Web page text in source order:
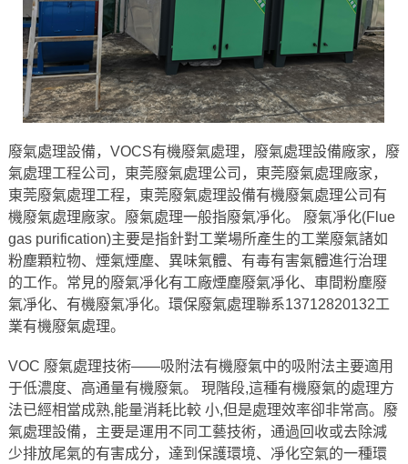
廢氣處理設備，VOCS有機廢氣處理，廢氣處理設備廠家，廢
氣處理工程公司，東莞廢氣處理公司，東莞廢氣處理廠家，
東莞廢氣處理工程，東莞廢氣處理設備有機廢氣處理公司有
機廢氣處理廠家。廢氣處理一般指廢氣凈化。 廢氣凈化(Flue
gas purification)主要是指針對工業場所產生的工業廢氣諸如
粉塵顆粒物、煙氣煙塵、異味氣體、有毒有害氣體進行治理
的工作。常見的廢氣凈化有工廠煙塵廢氣凈化、車間粉塵廢
氣凈化、有機廢氣凈化。環保廢氣處理聯系13712820132工
業有機廢氣處理。
VOC 廢氣處理技術——吸附法有機廢氣中的吸附法主要適用
于低濃度、高通量有機廢氣。 現階段,這種有機廢氣的處理方
法已經相當成熟,能量消耗比較 小,但是處理效率卻非常高。廢
氣處理設備，主要是運用不同工藝技術，通過回收或去除減
少排放尾氣的有害成分，達到保護環境、凈化空氣的一種環